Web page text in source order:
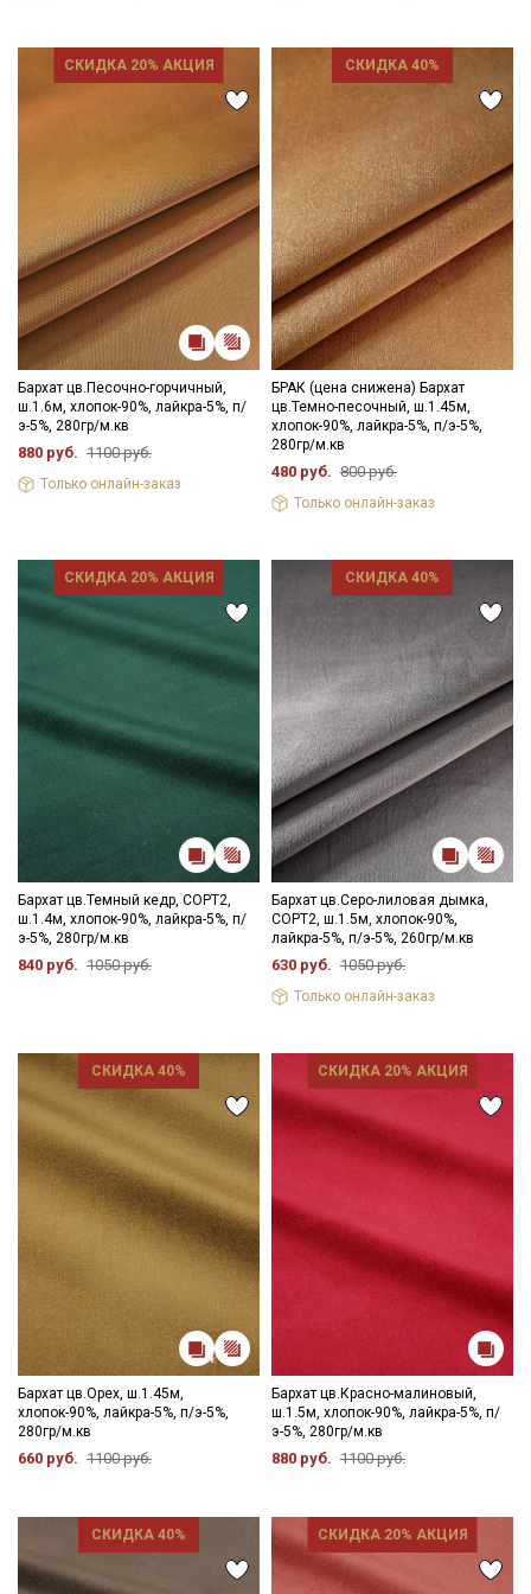
при необходимости.
Цветопередача может отличаться от оригинального цвета
ткани в зависимости от настроек вашего монитора и в
зависимости от партии тон ткани может отличаться.
СКИДКА 20% АКЦИЯ
Бархат цв.Песочно-горчичный,
ш.1.6м, хлопок-90%, лайкра-5%, п/
э-5%, 280гр/м.кв
880 руб. 1100 руб.
Только онлайн-заказ
СКИДКА 40%
БРАК (цена снижена) Бархат
цв.Темно-песочный, ш.1.45м,
хлопок-90%, лайкра-5%, п/э-5%,
280гр/м.кв
480 руб. 800 руб.
Только онлайн-заказ
СКИДКА 20% АКЦИЯ
Бархат цв.Темный кедр, СОРТ2,
ш.1.4м, хлопок-90%, лайкра-5%, п/
э-5%, 280гр/м.кв
840 руб. 1050 руб.
СКИДКА 40%
Бархат цв.Серо-лиловая дымка,
СОРТ2, ш.1.5м, хлопок-90%,
лайкра-5%, п/э-5%, 260гр/м.кв
630 руб. 1050 руб.
Только онлайн-заказ
СКИДКА 40%
Бархат цв.Орех, ш.1.45м,
хлопок-90%, лайкра-5%, п/э-5%,
280гр/м.кв
660 руб. 1100 руб.
СКИДКА 20% АКЦИЯ
Бархат цв.Красно-малиновый,
ш.1.5м, хлопок-90%, лайкра-5%, п/
э-5%, 280гр/м.кв
880 руб. 1100 руб.
СКИДКА 40% СКИДКА 20% АКЦИЯ
Секретная рассылка от Купава
Мы публикуем здесь дополнительные